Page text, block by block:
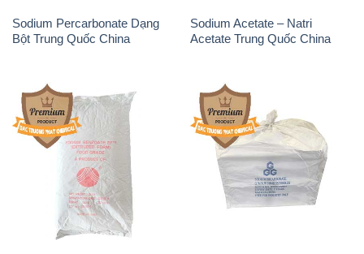
Sodium Percarbonate Dạng
Bột Trung Quốc China
Sodium Acetate – Natri
Acetate Trung Quốc China